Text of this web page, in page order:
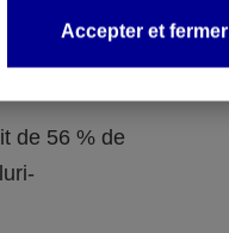
de 56 % de
Accepter et fermer